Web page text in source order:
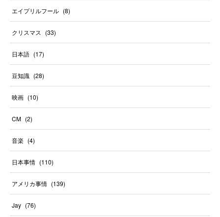
エイプリルフール (8)
クリスマス (33)
日本語 (17)
豆知識 (28)
映画 (10)
CM (2)
音楽 (4)
日本事情 (110)
アメリカ事情 (139)
Jay (76)